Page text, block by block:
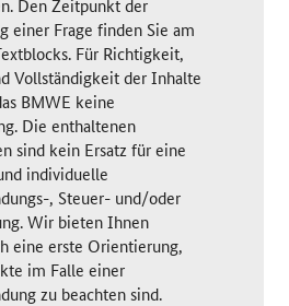
einer Frage finden Sie am
Für Richtigkeit,
Vollständigkeit der Inhalte
BMWE keine
Die enthaltenen
sind kein Ersatz für eine
individuelle
, Steuer- und/oder
Wir bieten Ihnen
eine erste Orientierung,
im Falle einer
zu beachten sind.